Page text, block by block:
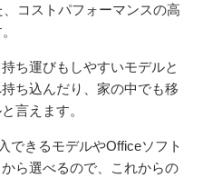
コストパフォーマンスの高
ち運びもしやすいモデルと
ち込んだり、家の中でも移
言えます。
できるモデルやOfficeソフト
ら選べるので、これからの